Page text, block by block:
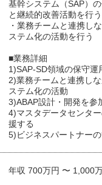
基幹システム（SAP）
と継続的改善活動を行う
・業務チームと連携し
ステム化の活動を行う
■業務詳細
1)SAP-SD領域の保守
2)業務チームと連携し
ステム化の活動
3)ABAP設計・開発を参
4)マスタデータセンタ
援する
5)ビジネスパートナー
年収 700万円 〜 1,000